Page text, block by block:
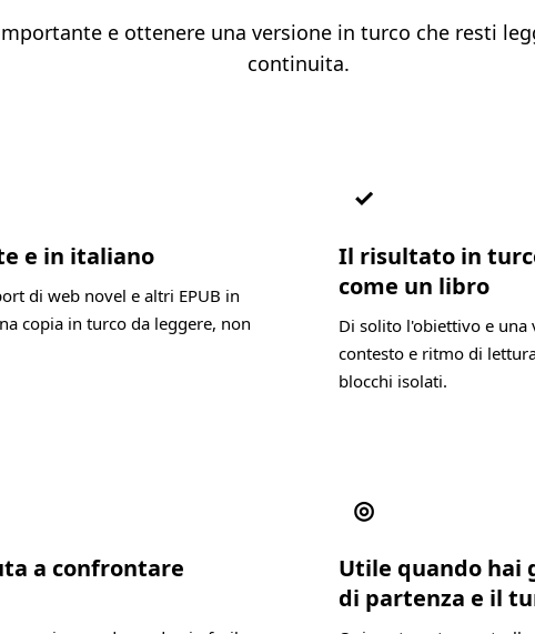
e ottenere una versione in turco che resti
continuita.
e in italiano
di web novel e altri EPUB in
copia in turco da leggere, non
✓
Il risultato in
come un libro
Di solito l'obiettivo e una
contesto e ritmo di
blocchi isolati.
a confrontare
◎
Utile quando hai
di partenza e il